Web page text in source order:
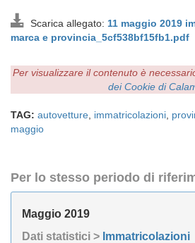
Scarica allegato: 11 maggio 2019
marca e provincia_5cf538bf15fb1.pdf
Per visualizzare il contenuto è
dei Cookie di
TAG: autovetture immatricolazioni
maggio
Per lo stesso periodo di
Maggio 2019
Dati statistici > Immatricolazioni